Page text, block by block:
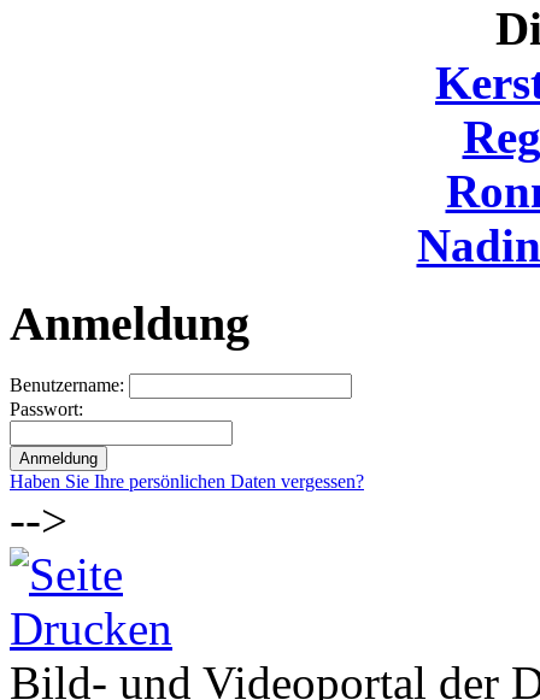
Anmeldung
Benutzername:
Passwort:
Haben Sie Ihre persönlichen Daten vergessen?
-->
Bild- und Videoportal der